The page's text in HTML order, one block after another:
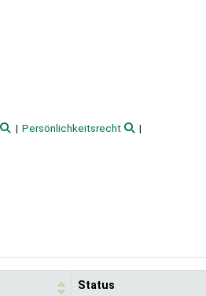
Persönlichkeitsrecht
Status